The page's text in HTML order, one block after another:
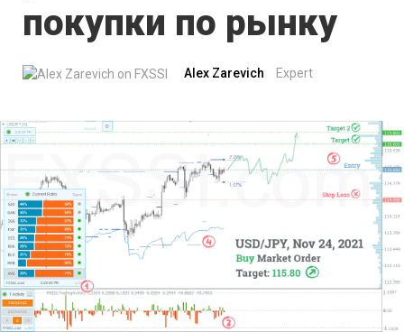
покупки по рынку
Alex Zarevich Expert